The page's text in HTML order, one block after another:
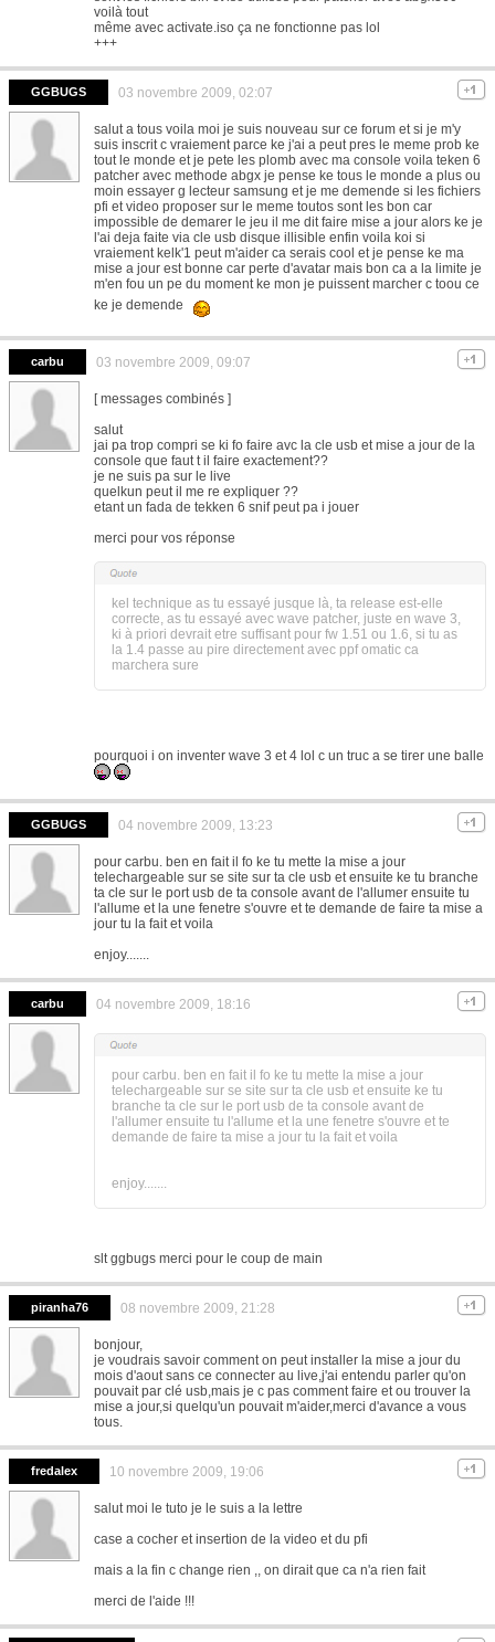
voilà tout
même avec activate.iso ça ne fonctionne pas lol
+++
GGBUGS 03 novembre 2009, 02:07
salut a tous voila moi je suis nouveau sur ce forum et si je m'y
suis inscrit c vraiement parce ke j'ai a peut pres le meme prob ke
tout le monde et je pete les plomb avec ma console voila teken 6
patcher avec methode abgx je pense ke tous le monde a plus ou
moin essayer g lecteur samsung et je me demende si les fichiers
pfi et video proposer sur le meme toutos sont les bon car
impossible de demarer le jeu il me dit faire mise a jour alors ke je
l'ai deja faite via cle usb disque illisible enfin voila koi si
vraiement kelk'1 peut m'aider ca serais cool et je pense ke ma
mise a jour est bonne car perte d'avatar mais bon ca a la limite je
m'en fou un pe du moment ke mon je puissent marcher c toou ce
ke je demende
carbu 03 novembre 2009, 09:07
[ messages combinés ]
salut
jai pa trop compri se ki fo faire avc la cle usb et mise a jour de la
console que faut t il faire exactement??
je ne suis pa sur le live
quelkun peut il me re expliquer ??
etant un fada de tekken 6 snif peut pa i jouer
merci pour vos réponse
kel technique as tu essayé jusque là, ta release est-elle
correcte, as tu essayé avec wave patcher, juste en wave 3,
ki à priori devrait etre suffisant pour fw 1.51 ou 1.6, si tu as
la 1.4 passe au pire directement avec ppf omatic ca
marchera sure
pourquoi i on inventer wave 3 et 4 lol c un truc a se tirer une balle
GGBUGS 04 novembre 2009, 13:23
pour carbu. ben en fait il fo ke tu mette la mise a jour
telechargeable sur se site sur ta cle usb et ensuite ke tu branche
ta cle sur le port usb de ta console avant de l'allumer ensuite tu
l'allume et la une fenetre s'ouvre et te demande de faire ta mise a
jour tu la fait et voila
enjoy.......
carbu 04 novembre 2009, 18:16
pour carbu. ben en fait il fo ke tu mette la mise a jour
telechargeable sur se site sur ta cle usb et ensuite ke tu
branche ta cle sur le port usb de ta console avant de
l'allumer ensuite tu l'allume et la une fenetre s'ouvre et te
demande de faire ta mise a jour tu la fait et voila
enjoy.......
slt ggbugs merci pour le coup de main
piranha76 08 novembre 2009, 21:28
bonjour,
je voudrais savoir comment on peut installer la mise a jour du
mois d'aout sans ce connecter au live,j'ai entendu parler qu'on
pouvait par clé usb,mais je c pas comment faire et ou trouver la
mise a jour,si quelqu'un pouvait m'aider,merci d'avance a vous
tous.
fredalex 10 novembre 2009, 19:06
salut moi le tuto je le suis a la lettre
case a cocher et insertion de la video et du pfi
mais a la fin c change rien ,, on dirait que ca n'a rien fait
merci de l'aide !!!